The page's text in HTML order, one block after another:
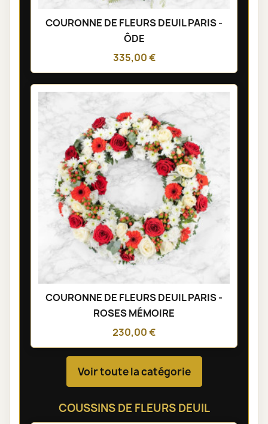
COURONNE DE FLEURS DEUIL PARIS -
ÔDE
335,00 €
COURONNE DE FLEURS DEUIL PARIS -
ROSES MÉMOIRE
230,00 €
Voir toute la catégorie
COUSSINS DE FLEURS DEUIL